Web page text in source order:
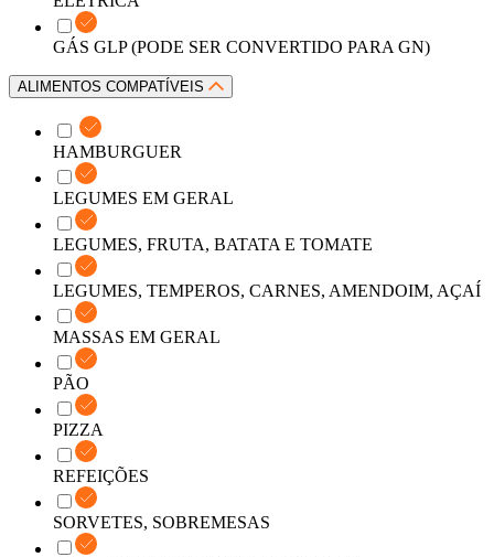
GÁS GLP (PODE SER CONVERTIDO PARA GN)
ALIMENTOS COMPATÍVEIS
HAMBURGUER
LEGUMES EM GERAL
LEGUMES, FRUTA, BATATA E TOMATE
LEGUMES, TEMPEROS, CARNES, AMENDOIM, AÇAÍ
MASSAS EM GERAL
PÃO
PIZZA
REFEIÇÕES
SORVETES, SOBREMESAS